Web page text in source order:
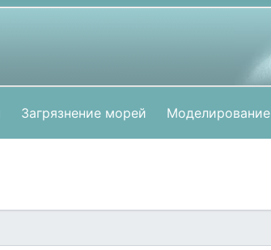
Загрязнение морей Моделирование